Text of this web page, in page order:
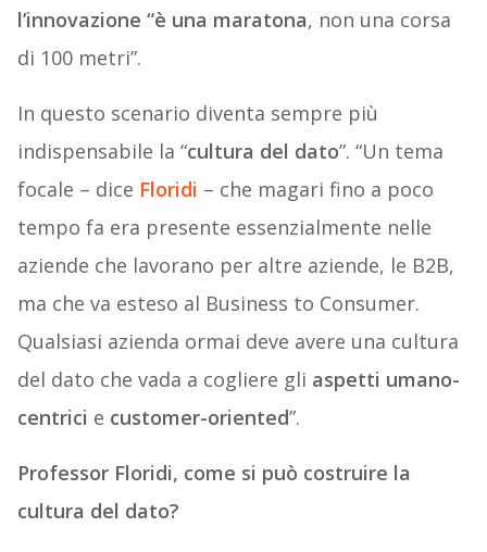
l’innovazione “è una maratona, non una corsa
di 100 metri”.
In questo scenario diventa sempre più
indispensabile la “cultura del dato”. “Un tema
focale – dice Floridi – che magari fino a poco
tempo fa era presente essenzialmente nelle
aziende che lavorano per altre aziende, le B2B,
ma che va esteso al Business to Consumer.
Qualsiasi azienda ormai deve avere una cultura
del dato che vada a cogliere gli aspetti umano-
centrici e customer-oriented”.
Professor Floridi, come si può costruire la
cultura del dato?